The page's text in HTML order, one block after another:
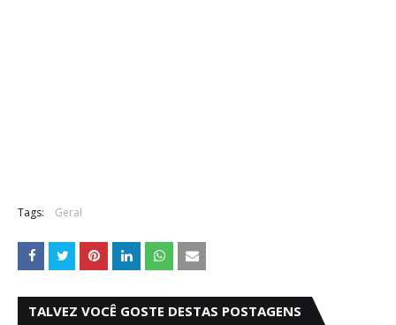
Tags: Geral
TALVEZ VOCÊ GOSTE DESTAS POSTAGENS